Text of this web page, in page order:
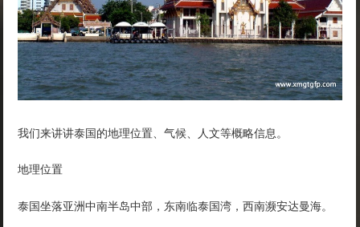
我们来讲讲泰国的地理位置、气候、人文等概略信息。
地理位置
泰国坐落亚洲中南半岛中部，东南临泰国湾，西南濒安达曼海。